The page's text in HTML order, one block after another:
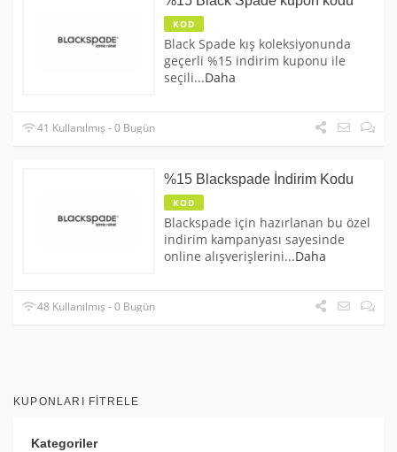
KOD
Black Spade kış koleksiyonunda
geçerli %15 indirim kuponu ile
seçili...Daha
41 Kullanılmış - 0 Bugün
%15 Blackspade İndirim Kodu
KOD
Blackspade için hazırlanan bu özel
indirim kampanyası sayesinde
online alışverişlerini...Daha
48 Kullanılmış - 0 Bugün
KUPONLARI FITRELE
Kategoriler